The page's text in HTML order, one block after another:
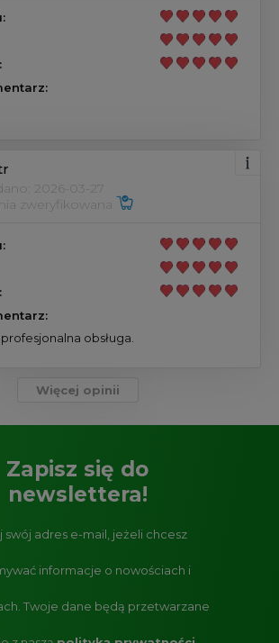
2026-03-27
zweryfikowana
obsługa.
Więcej opinii
Zapisz się do
newslettera!
swój adres e-mail, jeżeli chcesz
informacje o nowościach i
Twoje dane będą przetwarzane